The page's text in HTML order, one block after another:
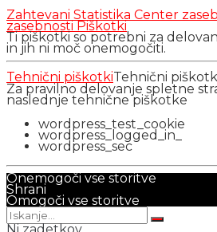
Zahtevani Statistika Center
zasebnosti Piškotki
Ti piškotki so potrebni za
in jih ni moč onemogočiti.
Tehnični piškotkiTehnični
Za pravilno delovanje spletne
naslednje tehnične piškotke
wordpress_test_cookie
wordpress_logged_in_
wordpress_sec
Onemogoči vse storitve
Shrani
Omogoči vse storitve